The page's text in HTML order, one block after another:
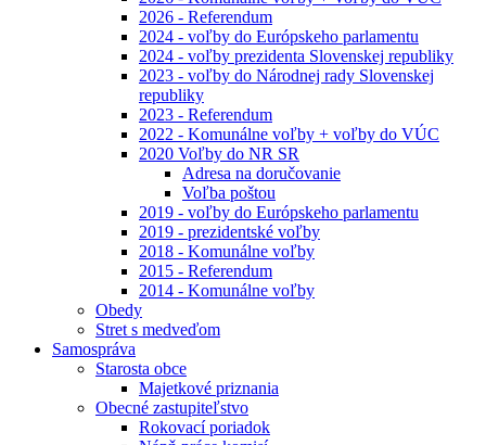
2026 - Referendum
2024 - voľby do Európskeho parlamentu
2024 - voľby prezidenta Slovenskej republiky
2023 - voľby do Národnej rady Slovenskej
republiky
2023 - Referendum
2022 - Komunálne voľby + voľby do VÚC
2020 Voľby do NR SR
Adresa na doručovanie
Voľba poštou
2019 - voľby do Európskeho parlamentu
2019 - prezidentské voľby
2018 - Komunálne voľby
2015 - Referendum
2014 - Komunálne voľby
Obedy
Stret s medveďom
Samospráva
Starosta obce
Majetkové priznania
Obecné zastupiteľstvo
Rokovací poriadok